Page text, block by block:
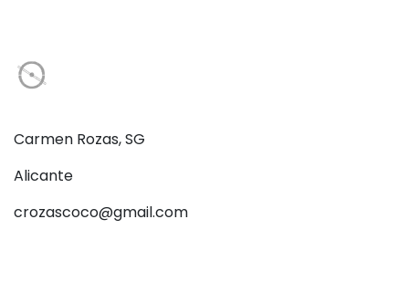
Carmen Rozas, SG
Alicante
crozascoco@gmail.com